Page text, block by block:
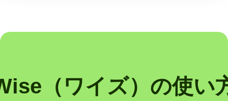
（ワイズ）の使い